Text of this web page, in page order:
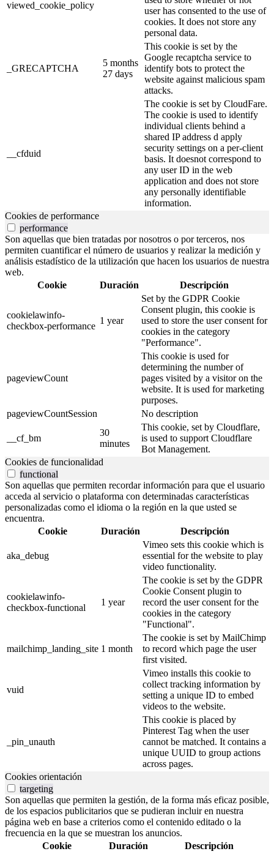
viewed_cookie_policy
user has consented to the use of
cookies. It does not store any
personal data.
_GRECAPTCHA
5 months
27 days
This cookie is set by the
Google recaptcha service to
identify bots to protect the
website against malicious spam
attacks.
__cfduid
The cookie is set by CloudFare.
The cookie is used to identify
individual clients behind a
shared IP address d apply
security settings on a per-client
basis. It doesnot correspond to
any user ID in the web
application and does not store
any personally identifiable
information.
Cookies de performance
performance
Son aquellas que bien tratadas por nosotros o por terceros, nos
permiten cuantificar el número de usuarios y realizar la medición y
análisis estadístico de la utilización que hacen los usuarios de nuestra
web.
Cookie
Duración Descripción
cookielawinfo-
checkbox-performance
1 year
Set by the GDPR Cookie
Consent plugin, this cookie is
used to store the user consent for
cookies in the category
"Performance".
pageviewCount
This cookie is used for
determining the number of
pages visited by a visitor on the
website. It is used for marketing
purposes.
pageviewCountSession
No description
__cf_bm
30
minutes
This cookie, set by Cloudflare,
is used to support Cloudflare
Bot Management.
Cookies de funcionalidad
functional
Son aquellas que permiten recordar información para que el usuario
acceda al servicio o plataforma con determinadas características
personalizadas como el idioma o la región en la que usted se
encuentra.
Cookie
Duración Descripción
aka_debug
Vimeo sets this cookie which is
essential for the website to play
video functionality.
cookielawinfo-
checkbox-functional
1 year
The cookie is set by the GDPR
Cookie Consent plugin to
record the user consent for the
cookies in the category
"Functional".
mailchimp_landing_site 1 month
The cookie is set by MailChimp
to record which page the user
first visited.
vuid
Vimeo installs this cookie to
collect tracking information by
setting a unique ID to embed
videos to the website.
_pin_unauth
This cookie is placed by
Pinterest Tag when the user
cannot be matched. It contains a
unique UUID to group actions
across pages.
Cookies orientación
targeting
Son aquellas que permiten la gestión, de la forma más eficaz posible,
de los espacios publicitarios que se pudieran incluir en nuestra
página web en base a criterios como el contenido editado o la
frecuencia en la que se muestran los anuncios.
Cookie
Duración
Descripción